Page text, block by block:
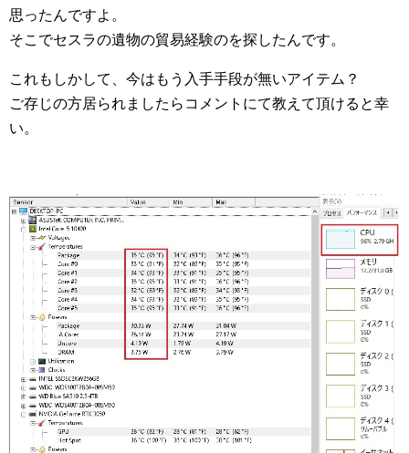
思ったんですよ。
そこでセスラの遺物の貿易経験のを探したんです。
これもしかして、今はもう入手手段が無いアイテム？
ご存じの方居られましたらコメントにて教えて頂けると幸
い。